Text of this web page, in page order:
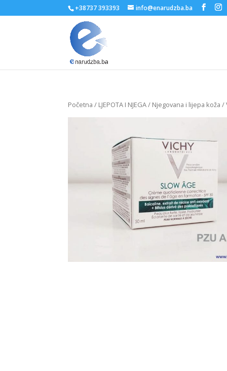
+38737 393393 info@enarudzba.ba
Početna / LJEPOTA I NJEGA/ Njegovana i lijepa koža /